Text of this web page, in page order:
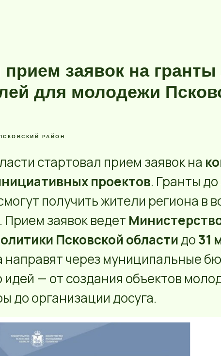
заявок на гранты
для молодежи
РАЙОН
стартовал прием заявок на
проектов. Гранты до
получить жители региона в
. Прием заявок ведет
Псковской областидо31
направят через муниципальные
— от создания объектов
до организации досуга.